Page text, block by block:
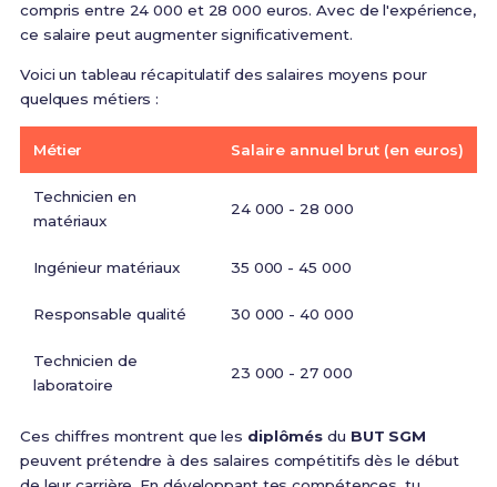
compris entre 24 000 et 28 000 euros. Avec de l'expérience,
ce salaire peut augmenter significativement.
Voici un tableau récapitulatif des salaires moyens pour
quelques métiers :
Métier Salaire annuel brut (en euros)
Technicien en
matériaux
24 000 - 28 000
Ingénieur matériaux 35 000 - 45 000
Responsable qualité 30 000 - 40 000
Technicien de
laboratoire
23 000 - 27 000
Ces chiffres montrent que les diplômés du BUT SGM
peuvent prétendre à des salaires compétitifs dès le début